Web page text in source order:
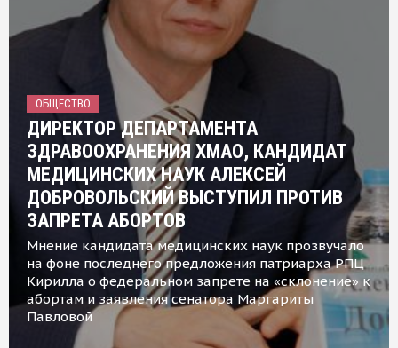
ОБЩЕСТВО
ДИРЕКТОР ДЕПАРТАМЕНТА
ЗДРАВООХРАНЕНИЯ ХМАО, КАНДИДАТ
МЕДИЦИНСКИХ НАУК АЛЕКСЕЙ
ДОБРОВОЛЬСКИЙ ВЫСТУПИЛ ПРОТИВ
ЗАПРЕТА АБОРТОВ
Мнение кандидата медицинских наук прозвучало
на фоне последнего предложения патриарха РПЦ
Кирилла о федеральном запрете на «склонение» к
абортам и заявления сенатора Маргариты
Павловой